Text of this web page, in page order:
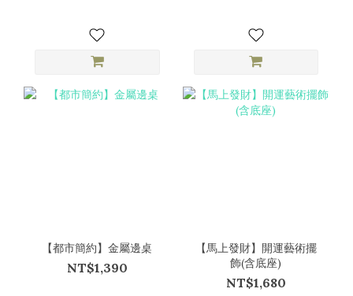
【都市簡約】金屬邊桌
NT$1,390
【馬上發財】開運藝術擺
飾(含底座)
NT$1,680